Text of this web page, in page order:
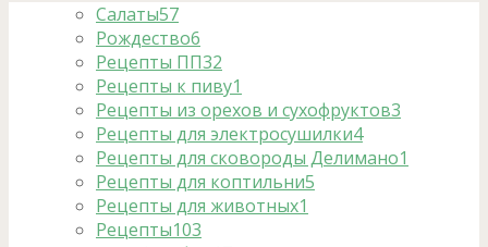
Салаты57
Рождество6
Рецепты ПП32
Рецепты к пиву1
Рецепты из орехов и сухофруктов3
Рецепты для электросушилки4
Рецепты для сковороды Делимано1
Рецепты для коптильни5
Рецепты для животных1
Рецепты103